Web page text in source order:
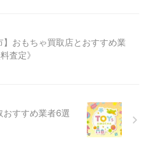
】おもちゃ買取店とおすすめ業
査定》
おすすめ業者6選